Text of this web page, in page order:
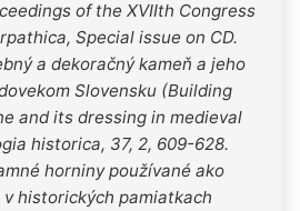
of the XVIIth Congress
Special issue on CD.
a dekoračný kameň a jeho
Slovensku (Building
and its dressing in medieval
historica, 37, 2, 609-628.
horniny používané ako
historických pamiatkach